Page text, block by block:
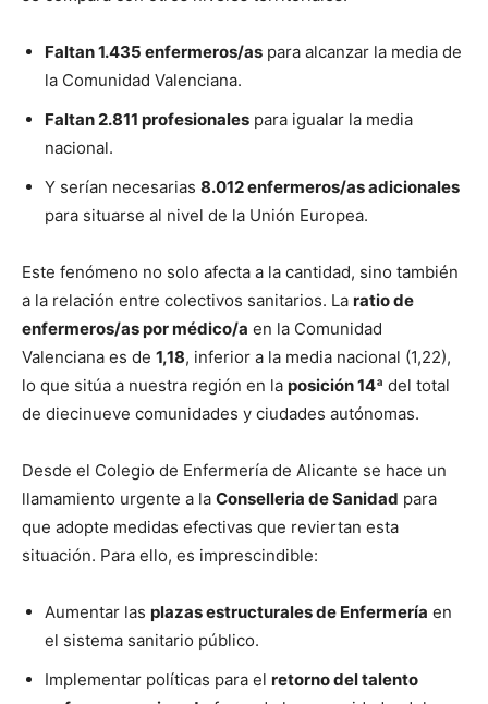
Faltan 1.435 enfermeros/as para alcanzar la media de
la Comunidad Valenciana.
Faltan 2.811 profesionales para igualar la media
nacional.
Y serían necesarias 8.012 enfermeros/as adicionales
para situarse al nivel de la Unión Europea.
Este fenómeno no solo afecta a la cantidad, sino también
a la relación entre colectivos sanitarios. La ratio de
enfermeros/as por médico/a en la Comunidad
Valenciana es de 1,18, inferior a la media nacional (1,22),
lo que sitúa a nuestra región en la posición 14ª del total
de diecinueve comunidades y ciudades autónomas.
Desde el Colegio de Enfermería de Alicante se hace un
llamamiento urgente a la Conselleria de Sanidad para
que adopte medidas efectivas que reviertan esta
situación. Para ello, es imprescindible:
Aumentar las plazas estructurales de Enfermería en
el sistema sanitario público.
Implementar políticas para el retorno del talento